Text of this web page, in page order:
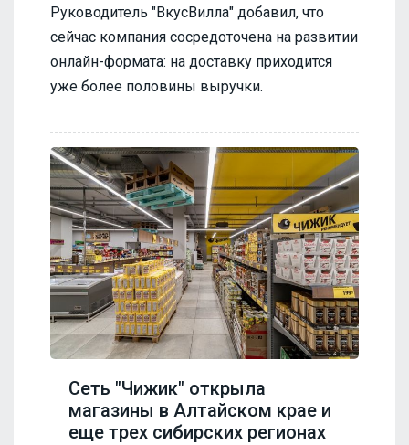
Руководитель "ВкусВилла" добавил, что
сейчас компания сосредоточена на развитии
онлайн-формата: на доставку приходится
уже более половины выручки.
Сеть "Чижик" открыла
магазины в Алтайском крае и
еще трех сибирских регионах